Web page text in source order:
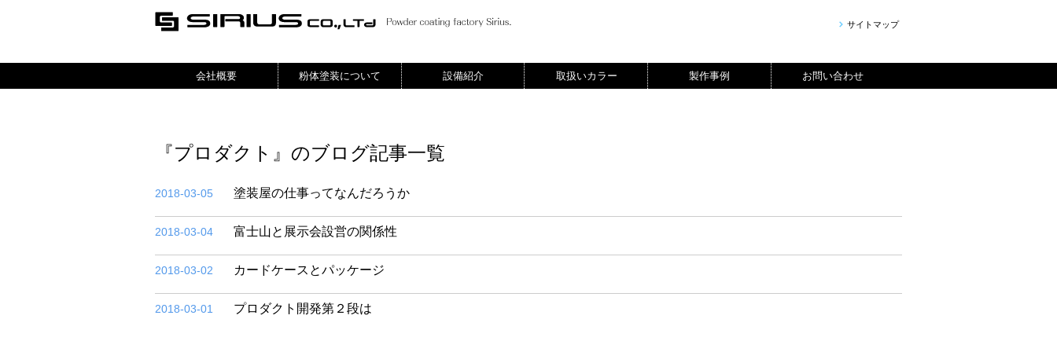
サイトマップ
会社概要 粉体塗装について 設備紹介 取扱いカラー 製作事例 お問い合わせ
『プロダクト』のブログ記事一覧
2018-03-05 塗装屋の仕事ってなんだろうか
2018-03-04 富士山と展示会設営の関係性
2018-03-02 カードケースとパッケージ
2018-03-01 プロダクト開発第２段は